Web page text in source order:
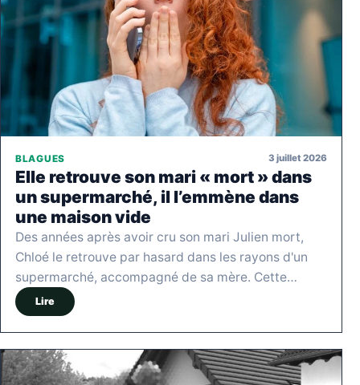
BLAGUES 3 juillet 2026
Elle retrouve son mari « mort » dans
un supermarché, il l’emmène dans
une maison vide
Des années après avoir cru son mari Julien mort,
Chloé le retrouve par hasard dans les rayons d'un
supermarché, accompagné de sa mère. Cette…
Lire